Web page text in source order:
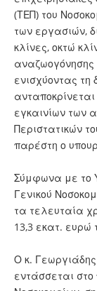
(ΤΕΠ) του
των εργασιών,
κλίνες, οκτώ
αναζωογόνησης
ενισχύοντας τη
εγκαινίων των
Περιστατικών
παρέστη ο
Σύμφωνα με το
Γενικού
τα τελευταία
13,3 εκατ. ευρώ
Ο κ.
εντάσσεται